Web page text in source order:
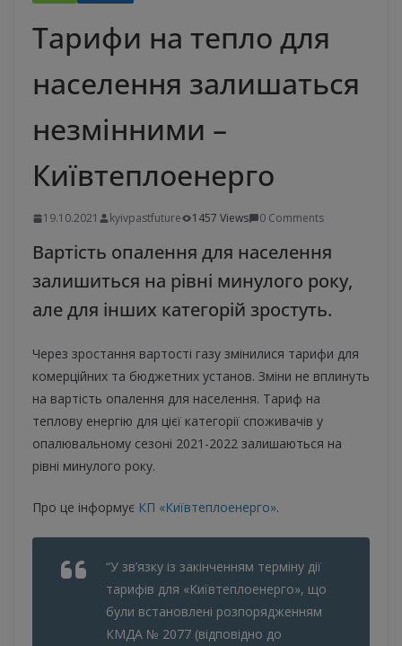
Тарифи на тепло для
населення залишаться
незмінними –
Київтеплоенерго
19.10.2021 kyivpastfuture 1457 Views 0 Comments
Вартість опалення для населення
залишиться на рівні минулого року,
але для інших категорій зростуть.
Через зростання вартості газу змінилися тарифи для
комерційних та бюджетних установ. Зміни не вплинуть
на вартість опалення для населення. Тариф на
теплову енергію для цієї категорії споживачів у
опалювальному сезоні 2021-2022 залишаються на
рівні минулого року.
Про це інформує КП «Київтеплоенерго».
“У зв’язку із закінченням терміну дії
тарифів для «Київтеплоенерго», що
були встановлені розпорядженням
КМДА № 2077 (відповідно до